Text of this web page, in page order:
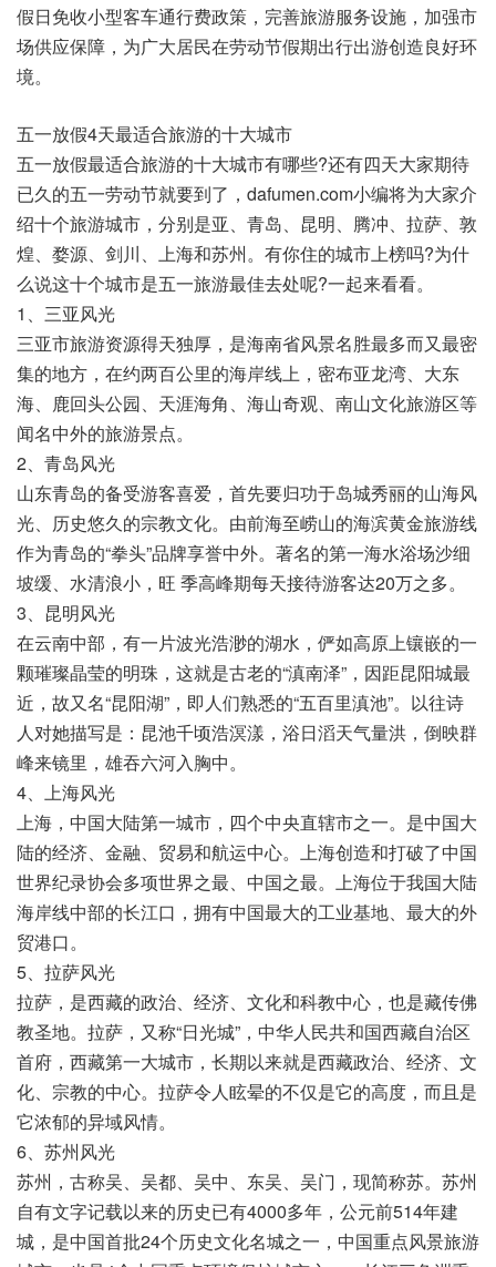
假日免收小型客车通行费政策，完善旅游服务设施，加强市
场供应保障，为广大居民在劳动节假期出行出游创造良好环
境。
五一放假4天最适合旅游的十大城市
五一放假最适合旅游的十大城市有哪些?还有四天大家期待
已久的五一劳动节就要到了，dafumen.com小编将为大家介
绍十个旅游城市，分别是亚、青岛、昆明、腾冲、拉萨、敦
煌、婺源、剑川、上海和苏州。有你住的城市上榜吗?为什
么说这十个城市是五一旅游最佳去处呢?一起来看看。
1、三亚风光
三亚市旅游资源得天独厚，是海南省风景名胜最多而又最密
集的地方，在约两百公里的海岸线上，密布亚龙湾、大东
海、鹿回头公园、天涯海角、海山奇观、南山文化旅游区等
闻名中外的旅游景点。
2、青岛风光
山东青岛的备受游客喜爱，首先要归功于岛城秀丽的山海风
光、历史悠久的宗教文化。由前海至崂山的海滨黄金旅游线
作为青岛的“拳头”品牌享誉中外。著名的第一海水浴场沙细
坡缓、水清浪小，旺 季高峰期每天接待游客达20万之多。
3、昆明风光
在云南中部，有一片波光浩渺的湖水，俨如高原上镶嵌的一
颗璀璨晶莹的明珠，这就是古老的“滇南泽”，因距昆阳城最
近，故又名“昆阳湖”，即人们熟悉的“五百里滇池”。以往诗
人对她描写是：昆池千顷浩溟漾，浴日滔天气量洪，倒映群
峰来镜里，雄吞六河入胸中。
4、上海风光
上海，中国大陆第一城市，四个中央直辖市之一。是中国大
陆的经济、金融、贸易和航运中心。上海创造和打破了中国
世界纪录协会多项世界之最、中国之最。上海位于我国大陆
海岸线中部的长江口，拥有中国最大的工业基地、最大的外
贸港口。
5、拉萨风光
拉萨，是西藏的政治、经济、文化和科教中心，也是藏传佛
教圣地。拉萨，又称“日光城”，中华人民共和国西藏自治区
首府，西藏第一大城市，长期以来就是西藏政治、经济、文
化、宗教的中心。拉萨令人眩晕的不仅是它的高度，而且是
它浓郁的异域风情。
6、苏州风光
苏州，古称吴、吴都、吴中、东吴、吴门，现简称苏。苏州
自有文字记载以来的历史已有4000多年，公元前514年建
城，是中国首批24个历史文化名城之一，中国重点风景旅游